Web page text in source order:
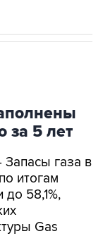
за 5 лет
Запасы газа в
итогам
до 58,1%,
Gas